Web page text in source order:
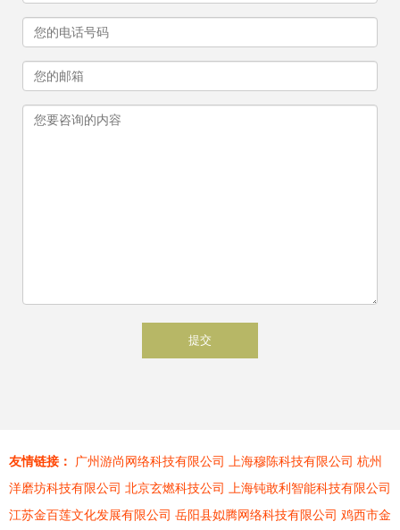
友情链接： 广州游尚网络科技有限公司 上海穆陈科技有限公司 杭州
洋磨坊科技有限公司 北京玄燃科技公司
上海钝敢利智能科技有限公司
江苏金百莲文化发展有限公司 岳阳县姒腾网络科技有限公司 鸡西市金